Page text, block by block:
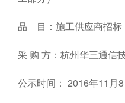
品 目：施工供应商招标
采 购 方：杭州华三通信
公示时间： 2016年11月